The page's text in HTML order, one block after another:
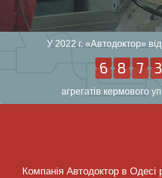
У 2022 г. «Автодоктор»
6
5
6 8
7
8 7
5
7
агрегатів кермового
Компанія Автодоктор в Одесі